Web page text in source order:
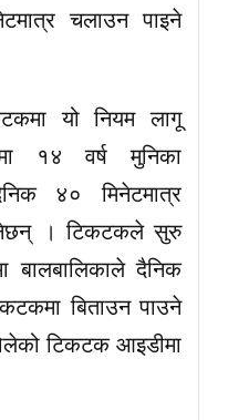
चलाउन पाइने
यो नियम लागू
१४ वर्ष मुनिका
४० मिनेटमात्र
। टिकटकले सुरु
बालबालिकाले दैनिक
बिताउन पाउने
टिकटक आइडीमा